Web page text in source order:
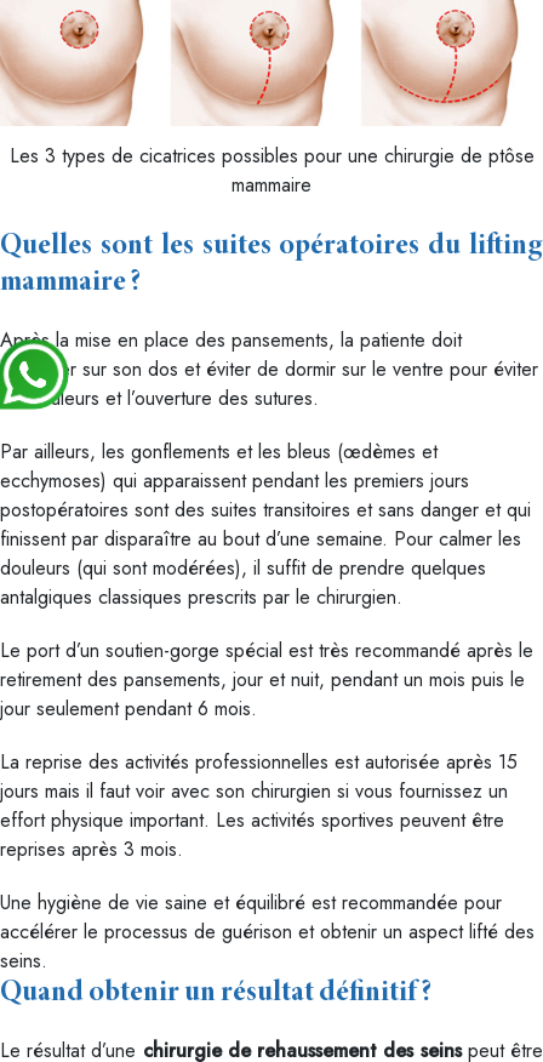
Les 3 types de cicatrices possibles pour une chirurgie de ptôse
mammaire
Quelles sont les suites opératoires du lifting
mammaire ?
Après la mise en place des pansements, la patiente doit
s’allonger sur son dos et éviter de dormir sur le ventre pour éviter
les douleurs et l’ouverture des sutures.
Par ailleurs, les gonflements et les bleus (œdèmes et
ecchymoses) qui apparaissent pendant les premiers jours
postopératoires sont des suites transitoires et sans danger et qui
finissent par disparaître au bout d’une semaine. Pour calmer les
douleurs (qui sont modérées), il suffit de prendre quelques
antalgiques classiques prescrits par le chirurgien.
Le port d’un soutien-gorge spécial est très recommandé après le
retirement des pansements, jour et nuit, pendant un mois puis le
jour seulement pendant 6 mois.
La reprise des activités professionnelles est autorisée après 15
jours mais il faut voir avec son chirurgien si vous fournissez un
effort physique important. Les activités sportives peuvent être
reprises après 3 mois.
Une hygiène de vie saine et équilibré est recommandée pour
accélérer le processus de guérison et obtenir un aspect lifté des
seins.
Quand obtenir un résultat définitif ?
Le résultat d’une chirurgie de rehaussement des seinspeut être